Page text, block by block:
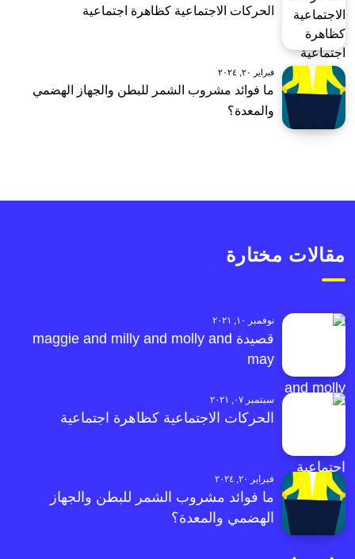
الحركات الاجتماعية كظاهرة اجتماعية
فبراير ٢٠, ٢٠٢٤
ما فوائد مشروب الشمر للبطن والجهاز الهضمي
والمعدة؟
مقالات مختارة
نوفمبر ١٠, ٢٠٢١
قصيدة maggie and milly and molly and
may
سبتمبر ٠٧, ٢٠٢١
الحركات الاجتماعية كظاهرة اجتماعية
فبراير ٢٠, ٢٠٢٤
ما فوائد مشروب الشمر للبطن والجهاز
الهضمي والمعدة؟